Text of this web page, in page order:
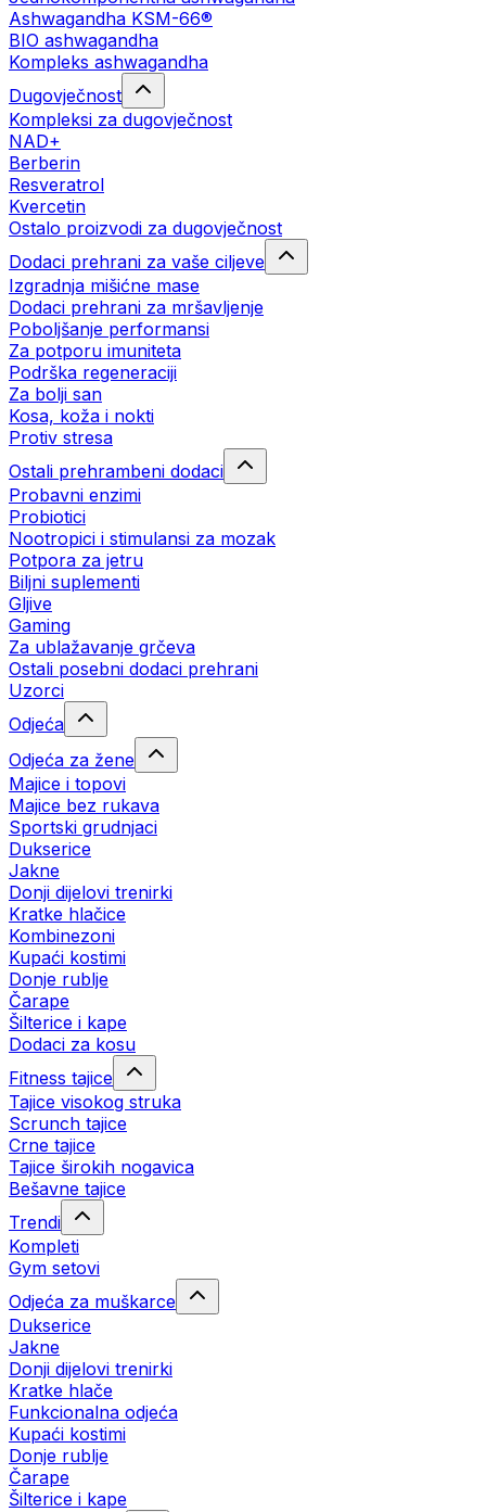
Ashwagandha KSM-66®
BIO ashwagandha
Kompleks ashwagandha
Dugovječnost
Kompleksi za dugovječnost
NAD+
Berberin
Resveratrol
Kvercetin
Ostalo proizvodi za dugovječnost
Dodaci prehrani za vaše ciljeve
Izgradnja mišićne mase
Dodaci prehrani za mršavljenje
Poboljšanje performansi
Za potporu imuniteta
Podrška regeneraciji
Za bolji san
Kosa, koža i nokti
Protiv stresa
Ostali prehrambeni dodaci
Probavni enzimi
Probiotici
Nootropici i stimulansi za mozak
Potpora za jetru
Biljni suplementi
Gljive
Gaming
Za ublažavanje grčeva
Ostali posebni dodaci prehrani
Uzorci
Odjeća
Odjeća za žene
Majice i topovi
Majice bez rukava
Sportski grudnjaci
Dukserice
Jakne
Donji dijelovi trenirki
Kratke hlačice
Kombinezoni
Kupaći kostimi
Donje rublje
Čarape
Šilterice i kape
Dodaci za kosu
Fitness tajice
Tajice visokog struka
Scrunch tajice
Crne tajice
Tajice širokih nogavica
Bešavne tajice
Trendi
Kompleti
Gym setovi
Odjeća za muškarce
Dukserice
Jakne
Donji dijelovi trenirki
Kratke hlače
Funkcionalna odjeća
Kupaći kostimi
Donje rublje
Čarape
Šilterice i kape